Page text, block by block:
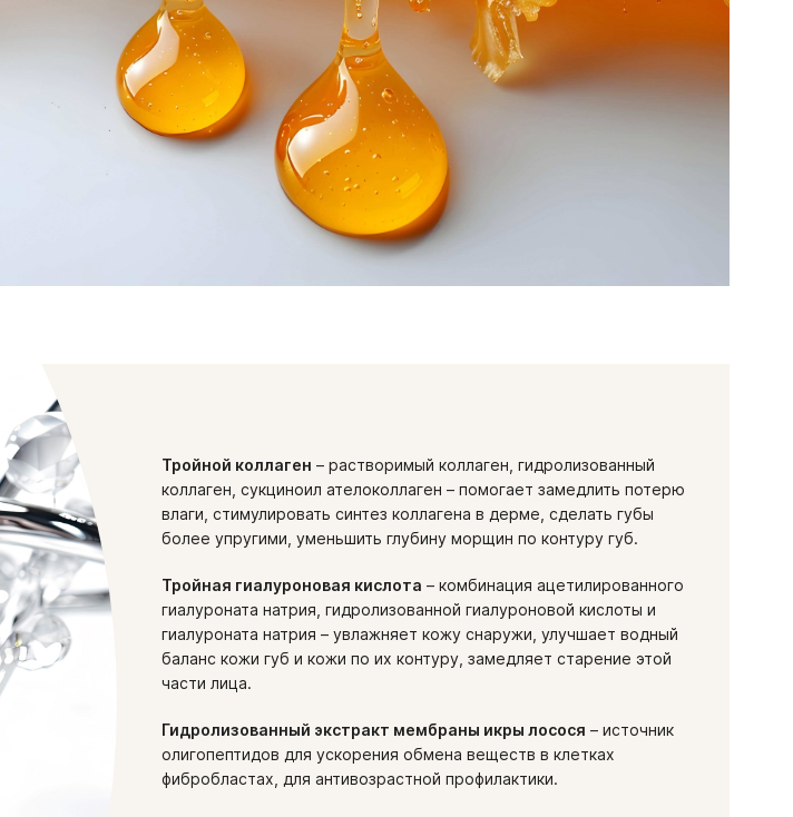
Тройной коллаген – растворимый коллаген, гидролизованный
коллаген, сукциноил ателоколлаген – помогает замедлить потерю
влаги, стимулировать синтез коллагена в дерме, сделать губы
более упругими, уменьшить глубину морщин по контуру губ.
Тройная гиалуроновая кислота – комбинация ацетилированного
гиалуроната натрия, гидролизованной гиалуроновой кислоты и
гиалуроната натрия – увлажняет кожу снаружи, улучшает водный
баланс кожи губ и кожи по их контуру, замедляет старение этой
части лица.
Гидролизованный экстракт мембраны икры лосося – источник
олигопептидов для ускорения обмена веществ в клетках
фибробластах, для антивозрастной профилактики.